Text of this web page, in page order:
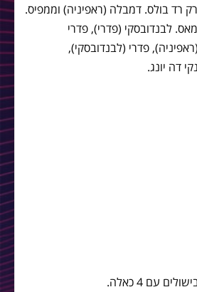
0-6 על פומאס. לבנדובסקי (פדרי), פדרי
פדרי (לבנדובסקי),
דה יונג.
עם 4 כאלה.